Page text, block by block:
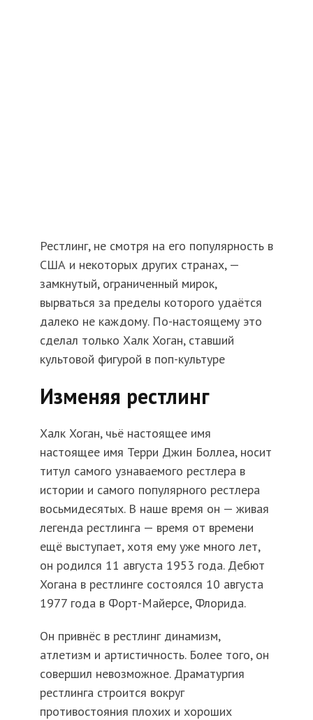
Рестлинг, не смотря на его популярность в
США и некоторых других странах, —
замкнутый, ограниченный мирок,
вырваться за пределы которого удаётся
далеко не каждому. По-настоящему это
сделал только Халк Хоган, ставший
культовой фигурой в поп-культуре
Изменяя рестлинг
Халк Хоган, чьё настоящее имя
настоящее имя Терри Джин Боллеа, носит
титул самого узнаваемого рестлера в
истории и самого популярного рестлера
восьмидесятых. В наше время он — живая
легенда рестлинга — время от времени
ещё выступает, хотя ему уже много лет,
он родился 11 августа 1953 года. Дебют
Хогана в рестлинге состоялся 10 августа
1977 года в Форт-Майерсе, Флорида.
Он привнёс в рестлинг динамизм,
атлетизм и артистичность. Более того, он
совершил невозможное. Драматургия
рестлинга строится вокруг
противостояния плохих и хороших